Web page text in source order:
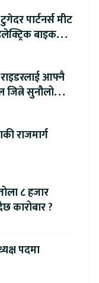
पार्टनर्स मीट
बाइक
आफ्नै
सुनौलो
राजमार्ग
८ हजार
कारोबार ?
पदमा